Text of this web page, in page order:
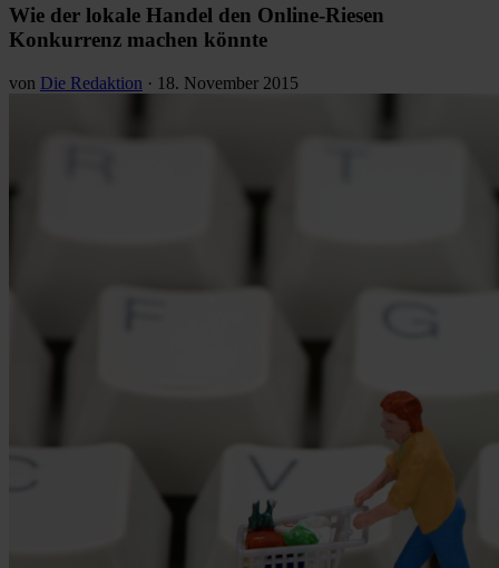
Wie der lokale Handel den Online-Riesen
Konkurrenz machen könnte
von Die Redaktion · 18. November 2015